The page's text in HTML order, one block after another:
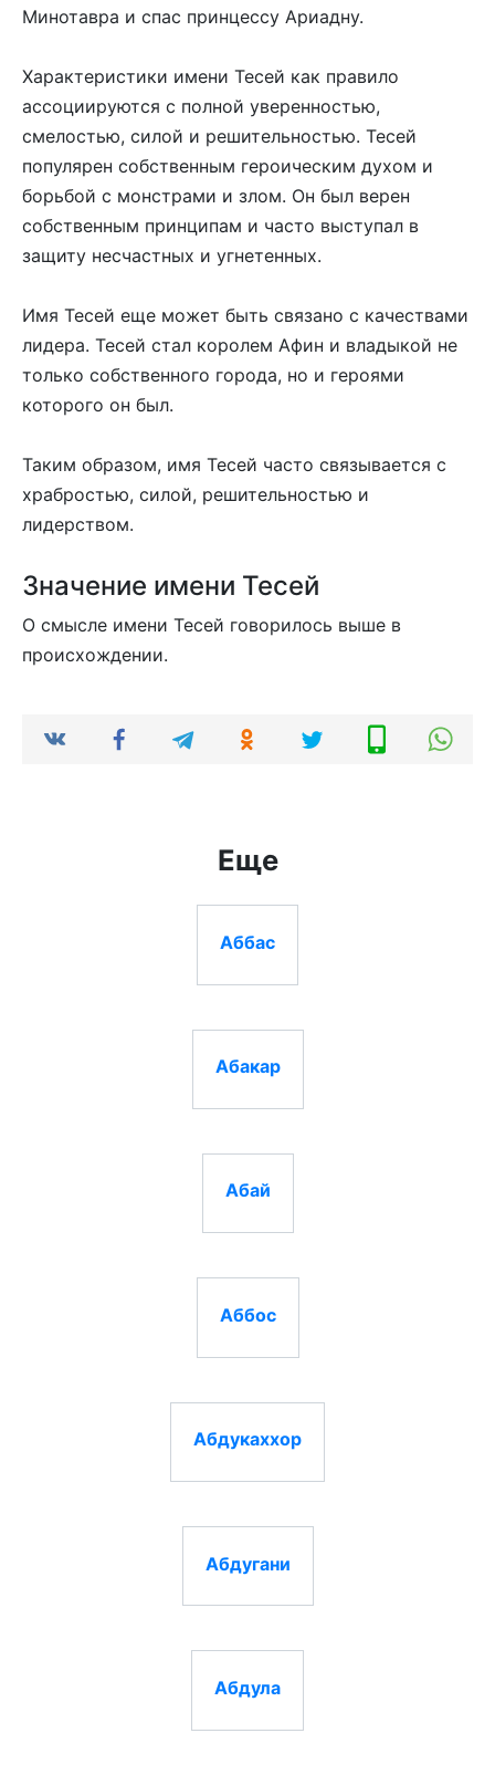
Минотавра и спас принцессу Ариадну.
Характеристики имени Тесей как правило
ассоциируются с полной уверенностью,
смелостью, силой и решительностью. Тесей
популярен собственным героическим духом и
борьбой с монстрами и злом. Он был верен
собственным принципам и часто выступал в
защиту несчастных и угнетенных.
Имя Тесей еще может быть связано с качествами
лидера. Тесей стал королем Афин и владыкой не
только собственного города, но и героями
которого он был.
Таким образом, имя Тесей часто связывается с
храбростью, силой, решительностью и
лидерством.
Значение имени Тесей
О смысле имени Тесей говорилось выше в
происхождении.
Еще
Аббас
Абакар
Абай
Аббос
Абдукаххор
Абдугани
Абдула